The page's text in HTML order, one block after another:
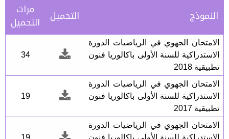
النموذج
التحميل مرات
التحميل
الامتحان الجهوي في الرياضيات الدورة
الاستدراكية للسنة الأولى باكالوريا فنون
تطبيقية 2018
34
الامتحان الجهوي في الرياضيات الدورة
الاستدراكية للسنة الأولى باكالوريا فنون
تطبيقية 2017
19
الامتحان الجهوي في الرياضيات الدورة